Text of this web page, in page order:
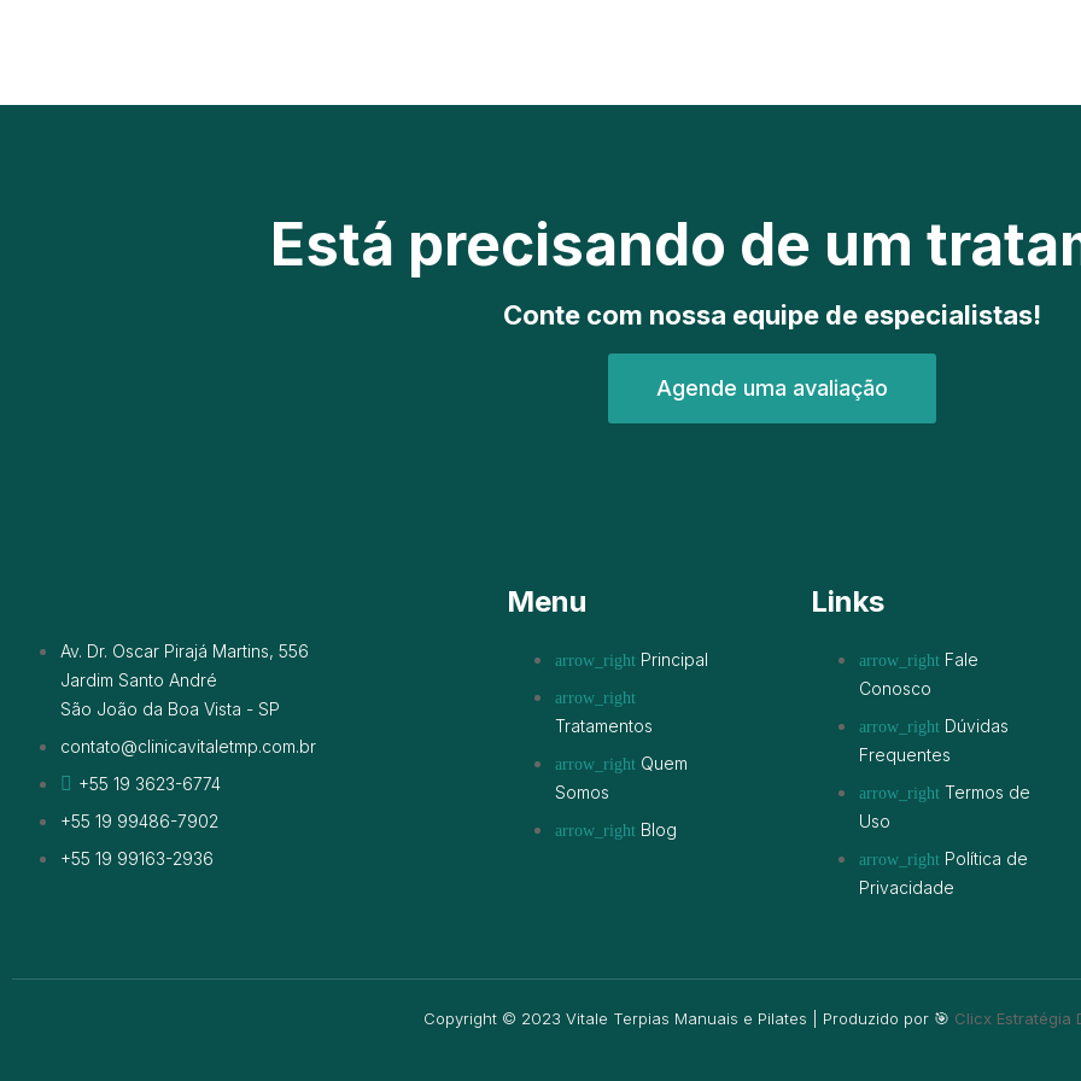
Está precisando de um
Conte com nossa equipe de especialistas!
Agende uma avaliação
Av. Dr. Oscar Pirajá Martins, 556
Jardim Santo André
São João da Boa Vista - SP
contato@clinicavitaletmp.com.br
+55 19 3623-6774
+55 19 99486-7902
+55 19 99163-2936
Menu
Principal
Tratamentos
Quem
Somos
Blog
Links
Fale
Conosco
Dúvidas
Frequentes
Termos de
Uso
Política de
Privacidade
Copyright © 2023 Vitale Terpias Manuais e Pilates | Produzido por 🎯 Clicx Estratégia